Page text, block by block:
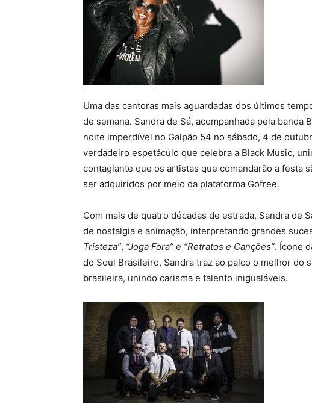
Uma das cantoras mais aguardadas dos últimos
de semana. Sandra de Sá, acompanhada pela banda
noite imperdível no Galpão 54 no sábado, 4 de
verdadeiro espetáculo que celebra a Black Music,
contagiante que os artistas que comandarão a festa
ser adquiridos por meio da plataforma Gofree.
Com mais de quatro décadas de estrada, Sandra de
de nostalgia e animação, interpretando grandes
Tristeza”, “Joga Fora” e “Retratos e Canções”. Ícone
do Soul Brasileiro, Sandra traz ao palco o melhor do
brasileira, unindo carisma e talento inigualáveis.